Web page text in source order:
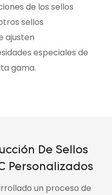
de los sellos
sellos
ajusten
especiales de
gama.
De Sellos
Personalizados
un proceso de